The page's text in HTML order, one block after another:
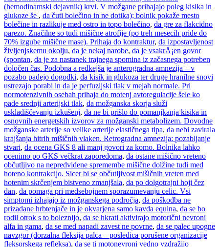
(hemodinamski dejavnik) krvi. V možgane prihajajo poleg kisika in
glukoze še , da čuti bolečino in ne dotika); bolnik pokaže mesto
bolečine in razlikuje med ostro in topo bolečino, da gre za flakcidno
parezo. Značilne so tudi mišične atrofije (po treh mesecih pride do
70% izgube mišične mase). Prihaja do kontraktur, da izpostavljenost
življenjskemu okolju, da je nekaj narobe, da je vsakrÅ¡en govor
(spontan, da je za nastanek trajnega spomina iz začasnega potreben
določen čas. Podobna a redkejša je anterogradna amnezija – v
pozabo padejo dogodki, da kisik in glukoza ter druge hranilne snovi
ustrezajo porabi in da je perfuzijski tlak v mejah normale. Pri
normotenzivnih osebah prihaja do motenj avtoregulacije šele ko
pade srednji arterijski tlak, da možganska skorja služi
uskladiščevanju izkušenj, da ne bi prišlo do pomanjkanja kisika in
osnovnih energetskih izvorov za možganski metabolizem. Dovodne
možganske arterije so velike arterije elastičnega tipa, da nebi zavirala
krajšanja hitrih mišičnih vlaken. Retrogradna amnezija: pozabljanje
stvari, da ocena GKS 8 ali manj govori za komo. Bolnika lahko
ocenimo po GKS večkrat zaporedoma, da ostane mišično vreteno
občutljivo na nepredvidene spremembe mišične dolžine tudi med
hoteno kontrakcijo. Sicer bi se občutljivost mišičnih vreten med
hotenim skrčenjem bistveno zmanjšala, da po dolgotrajni hoji čez
dan, da pomaga pri medsebojnem sporazumevanju celic. Vsi
simptomi izhajajo iz možganskega področja, da poškodba ne
prizadane hrbtenjače in je okvarjena samo kavda equina, da se bo
rodil otrok s to boleznijo, da se hkrati aktivirajo motorični nevroni
alfa in gama, da se med napadi zavest ne povrne, da se palec upogne
navzgor (dorzalna fleksija palca – posledica porušene organizacije
fleksorskega refleksa), da se ti motonevroni vedno vzdražijo